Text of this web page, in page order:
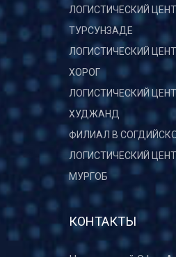
ЛОГИСТИЧЕСКИЙ
ТУРСУНЗАДЕ
ЛОГИСТИЧЕСКИЙ
ХОРОГ
ЛОГИСТИЧЕСКИЙ
ХУДЖАНД
ФИЛИАЛ В
ЛОГИСТИЧЕСКИЙ
МУРГОБ
КОНТАКТЫ